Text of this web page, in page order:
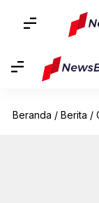
Beranda / Berita /